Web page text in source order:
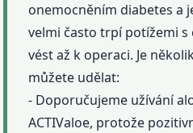
onemocněním diabetes a
velmi často trpí potížemi
vést až k operaci. Je
můžete udělat:
- Doporučujeme užívání
ACTIValoe, protože